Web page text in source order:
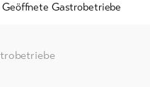
Geöffnete Gastrobetriebe